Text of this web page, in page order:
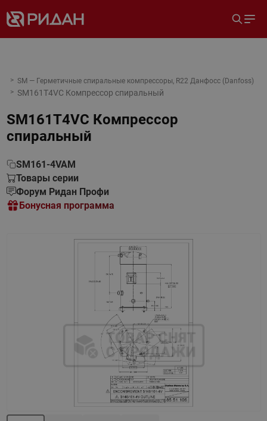
SM — Герметичные спиральные компрессоры, R22 Данфосс (Danfoss)
SM161T4VC Компрессор спиральный
SM161T4VC Компрессор
спиральный
SM161-4VAM
Товары серии
Форум Ридан Профи
Бонусная программа